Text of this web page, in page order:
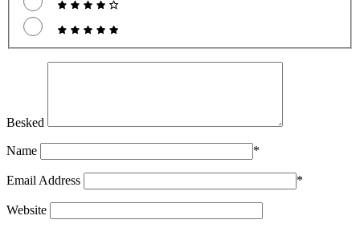
Besked
Name *
Email Address *
Website